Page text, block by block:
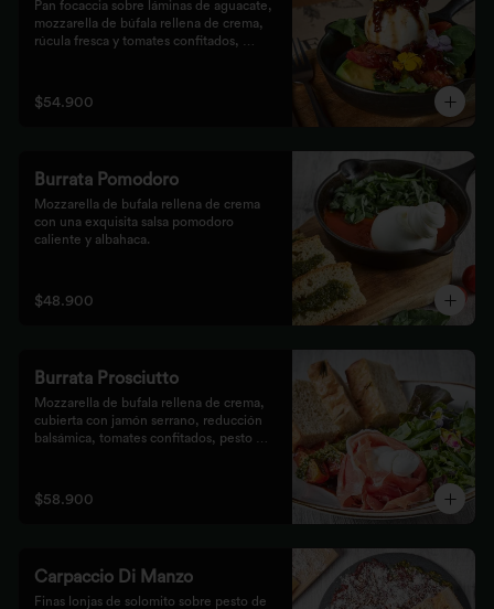
Pan focaccia sobre láminas de aguacate,
mozzarella de búfala rellena de crema,
rúcula fresca y tomates confitados,
$54.900
Burrata Pomodoro
Mozzarella de bufala rellena de crema
con una exquisita salsa pomodoro
caliente y albahaca.
$48.900
Burrata Prosciutto
Mozzarella de bufala rellena de crema,
cubierta con jamón serrano, reducción
balsámica, tomates confitados, pesto
$58.900
Carpaccio Di Manzo
Finas lonjas de solomito sobre pesto de